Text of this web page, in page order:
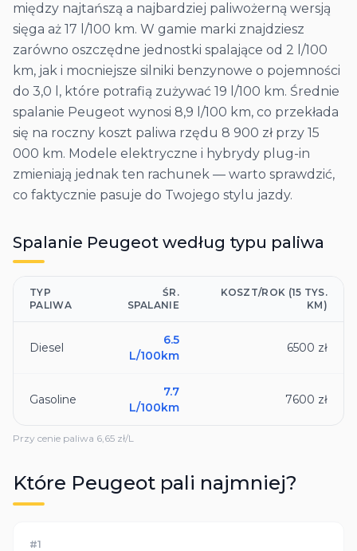
między najtańszą a najbardziej paliwożerną wersją
sięga aż 17 l/100 km. W gamie marki znajdziesz
zarówno oszczędne jednostki spalające od 2 l/100
km, jak i mocniejsze silniki benzynowe o pojemności
do 3,0 l, które potrafią zużywać 19 l/100 km. Średnie
spalanie Peugeot wynosi 8,9 l/100 km, co przekłada
się na roczny koszt paliwa rzędu 8 900 zł przy 15
000 km. Modele elektryczne i hybrydy plug-in
zmieniają jednak ten rachunek — warto sprawdzić,
co faktycznie pasuje do Twojego stylu jazdy.
Spalanie Peugeot według typu paliwa
TYP
PALIWA
ŚR.
SPALANIE
KOSZT/ROK (15 TYS.
KM)
Diesel
6.5
L/100km
6500 zł
Gasoline
7.7
L/100km
7600 zł
Przy cenie paliwa 6,65 zł/L
Które Peugeot pali najmniej?
#1